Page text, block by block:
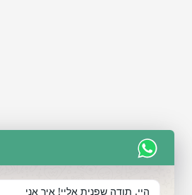
היי. תודה שפנית אליי! איך אני